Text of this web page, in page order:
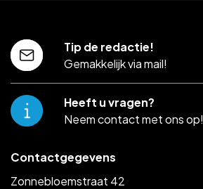
Contactgegevens
Zonnebloemstraat 42
Tip de redactie!
Gemakkelijk via mail!
Heeft u vragen?
Neem contact met ons op!